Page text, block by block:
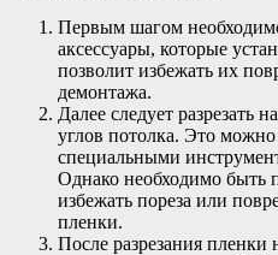
Первым шагом
аксессуары, которые
позволит избежать их
демонтажа.
Далее следует разрезать
углов потолка. Это
специальными
Однако необходимо быть
избежать пореза или
пленки.
После разрезания